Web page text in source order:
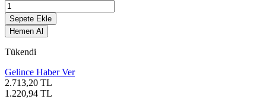
Sepete Ekle
Hemen Al
Tükendi
Gelince Haber Ver
2.713,20 TL
1.220,94 TL